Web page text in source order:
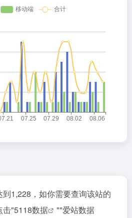
1,228，如你需要查询该站的
击"5118数据 ""爱站数据